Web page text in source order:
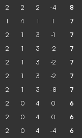
2 2 2 -4 8
1 4 1 1 7
2 1 3 -1 7
2 1 3 -2 7
2 1 3 -2 7
2 1 3 -2 7
2 1 3 -8 7
2 0 4 0 6
2 0 4 0 6
2 0 4 -4 6